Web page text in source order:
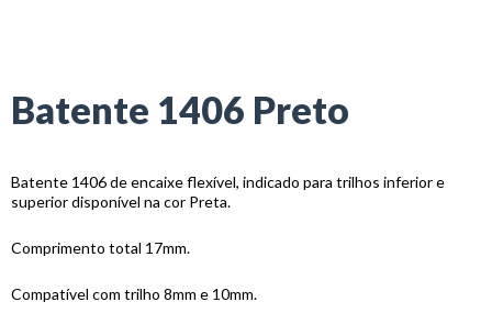
Batente 1406 Preto
Batente 1406 de encaixe flexível, indicado para trilhos inferior e
superior disponível na cor Preta.
Comprimento total 17mm.
Compatível com trilho 8mm e 10mm.